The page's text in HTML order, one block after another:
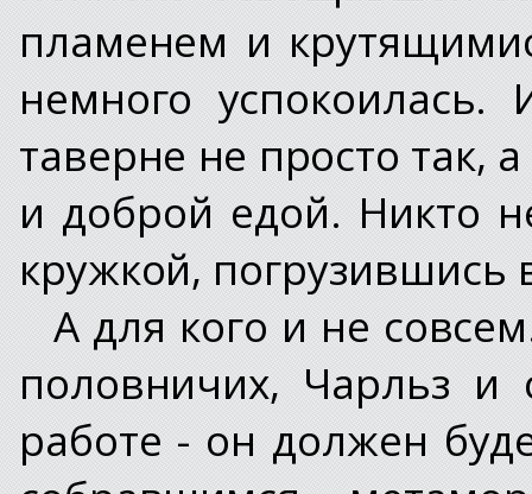
пламенем и
немного
таверне не просто так, а
и доброй едой. Никто
кружкой,
А для кого и не
половничих, Чарльз
работе - он должен